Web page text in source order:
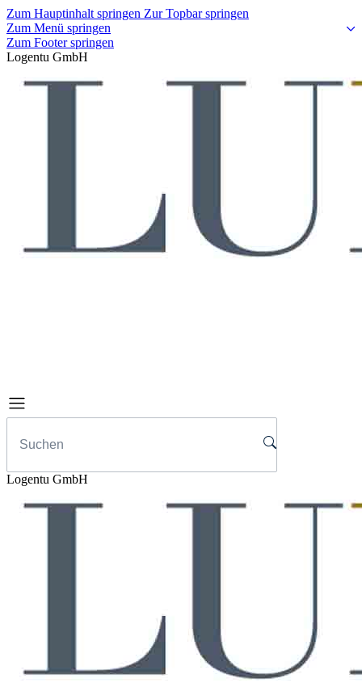
Zum Hauptinhalt springen Zur Topbar springen
Zum Menü springen
Zum Footer springen
Logentu GmbH
Logentu GmbH